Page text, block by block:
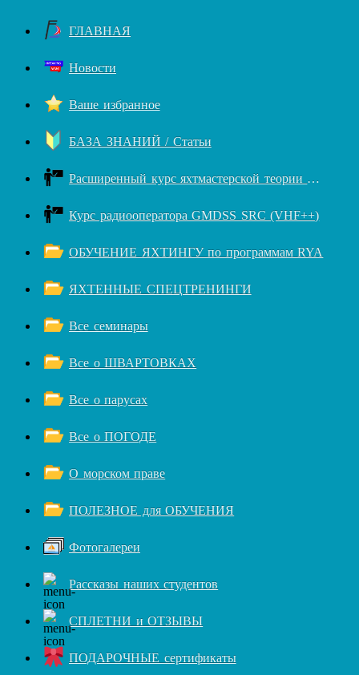
ГЛАВНАЯ
Новости
Ваше избранное
БАЗА ЗНАНИЙ / Статьи
Расширенный курс яхтмастерской теории RYA++
Курс радиооператора GMDSS SRC (VHF++)
ОБУЧЕНИЕ ЯХТИНГУ по программам RYA
ЯХТЕННЫЕ СПЕЦТРЕНИНГИ
Все семинары
Все о ШВАРТОВКАХ
Все о парусах
Все о ПОГОДЕ
О морском праве
ПОЛЕЗНОЕ для ОБУЧЕНИЯ
Фотогалереи
Рассказы наших студентов
СПЛЕТНИ и ОТЗЫВЫ
ПОДАРОЧНЫЕ сертификаты